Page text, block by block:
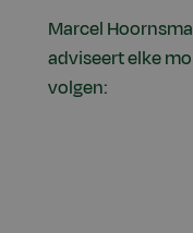
Marcel
adviseert elke
volgen: